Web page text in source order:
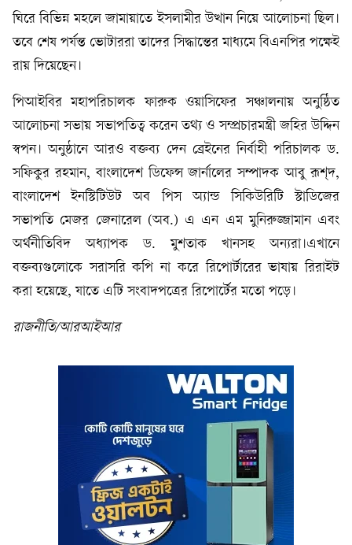
ঘিরে বিভিন্ন মহলে জামায়াতে ইসলামীর উত্থান নিয়ে আলোচনা ছিল।
তবে শেষ পর্যন্ত ভোটাররা তাদের সিদ্ধান্তের মাধ্যমে বিএনপির পক্ষেই
রায় দিয়েছেন।
পিআইবির মহাপরিচালক ফারুক ওয়াসিফের সঞ্চালনায় অনুষ্ঠিত
আলোচনা সভায় সভাপতিত্ব করেন তথ্য ও সম্প্রচারমন্ত্রী জহির উদ্দিন
স্বপন। অনুষ্ঠানে আরও বক্তব্য দেন ব্রেইনের নির্বাহী পরিচালক ড.
সফিকুর রহমান, বাংলাদেশ ডিফেন্স জার্নালের সম্পাদক আবু রূশ্দ,
বাংলাদেশ ইনস্টিটিউট অব পিস অ্যান্ড সিকিউরিটি স্টাডিজের
সভাপতি মেজর জেনারেল (অব.) এ এন এম মুনিরুজ্জামান এবং
অর্থনীতিবিদ অধ্যাপক ড. মুশতাক খানসহ অন্যরা।এখানে
বক্তব্যগুলোকে সরাসরি কপি না করে রিপোর্টারের ভাষায় রিরাইট
করা হয়েছে, যাতে এটি সংবাদপত্রের রিপোর্টের মতো পড়ে।
রাজনীতি/আরআইআর